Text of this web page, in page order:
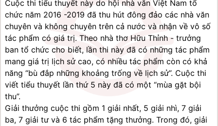
Cuộc thi tiểu thuyết này do hội nhà văn Việt Nam tổ
chức năm 2016 -2019 đã thu hút đông đảo các nhà văn
chuyên và không chuyên trên cả nước và nhận về vô số
tác phẩm có giá trị. Theo nhà thơ Hữu Thỉnh - trưởng
ban tổ chức cho biết, lần thi này đã có những tác phẩm
mang giá trị lịch sử cao, có nhiều tác phẩm còn có khả
năng “bù đắp những khoảng trống về lịch sử”. Cuộc thi
viết tiểu thuyết lần thứ 5 này đã có một “mùa gặt bội
thu”.
Giải thưởng cuộc thi gồm 1 giải nhất, 5 giải nhì, 7 giải
ba, 7 giải tư và 6 tác phẩm tặng thưởng. Trong đó, giải